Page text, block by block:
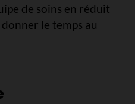
de soins en réduit
le temps au